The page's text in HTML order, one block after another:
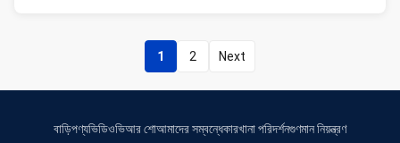
1 2 Next
বাড়িপণ্যভিডিওভিআর শোআমাদের সম্বন্ধেকারখানা পরিদর্শনগুণমান নিয়ন্ত্রণ